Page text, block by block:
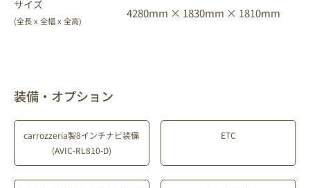
サイズ
(全長 x 全幅 x 全高)
4280mm × 1830mm × 1810mm
装備・オプション
carrozzeria製8インチナビ装備
(AVIC-RL810-D)
ETC